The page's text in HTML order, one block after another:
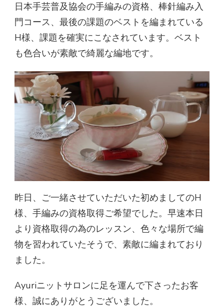
日本手芸普及協会の手編みの資格、棒針編み入
門コース、最後の課題のベストを編まれている
H様、課題を確実にこなされています。ベスト
も色合いが素敵で綺麗な編地です。
昨日、ご一緒させていただいた初めましてのH
様、手編みの資格取得ご希望でした。早速本日
より資格取得の為のレッスン、色々な場所で編
物を習われていたそうで、素敵に編まれており
ました。
Ayuriニットサロンに足を運んで下さったお客
様、誠にありがとうございました。